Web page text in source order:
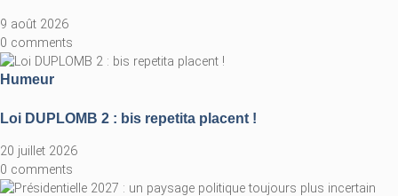
9 août 2026
0 comments
Humeur
Loi DUPLOMB 2 : bis repetita placent !
20 juillet 2026
0 comments